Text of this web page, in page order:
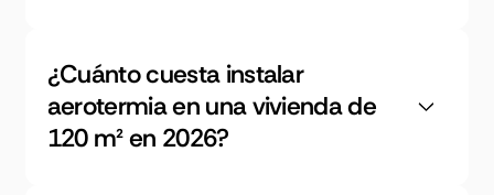
¿Cuánto cuesta instalar
aerotermia en una vivienda de
120 m² en 2026?